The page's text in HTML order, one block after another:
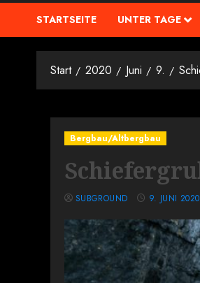
STARTSEITE UNTER TAGE
Start 2020 Juni 9.
Bergbau/Altbergbau
SUBGROUND 9. JUNI 2020